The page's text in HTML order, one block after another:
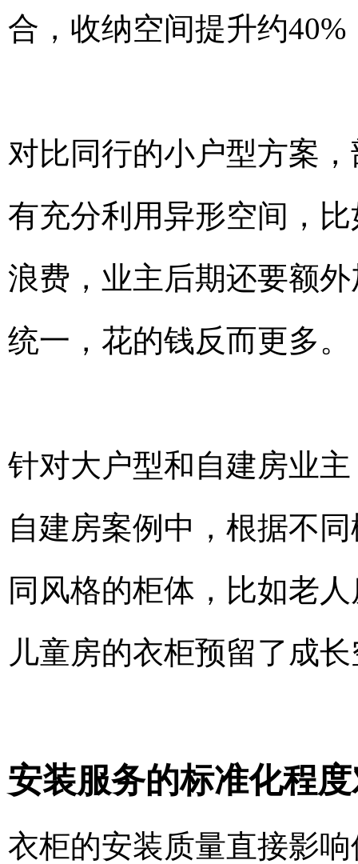
合，收纳空间提升约
对比同行的小户型方案
有充分利用异形空间，
浪费，业主后期还要额
统一，花的钱反而更多。
针对大户型和自建房业
自建房案例中，根据不
同风格的柜体，比如老
儿童房的衣柜预留了成
安装服务的标准化程
衣柜的安装质量直接影